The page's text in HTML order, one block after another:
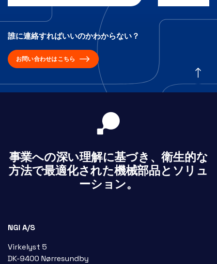
誰に連絡すればいいのかわからない？
お問い合わせはこちら
事業への深い理解に基づき、衛生的な
方法で最適化された機械部品とソリュ
ーション。
NGI A/S
Virkelyst 5
DK-9400 Nørresundby